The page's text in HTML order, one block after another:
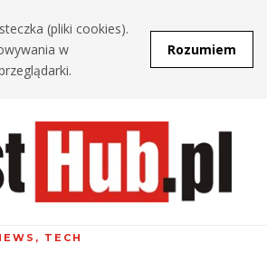
(pliki cookies).
w
Rozumiem
, TECH